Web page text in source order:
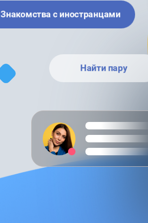
Знакомства с иностранцами
Найти пару